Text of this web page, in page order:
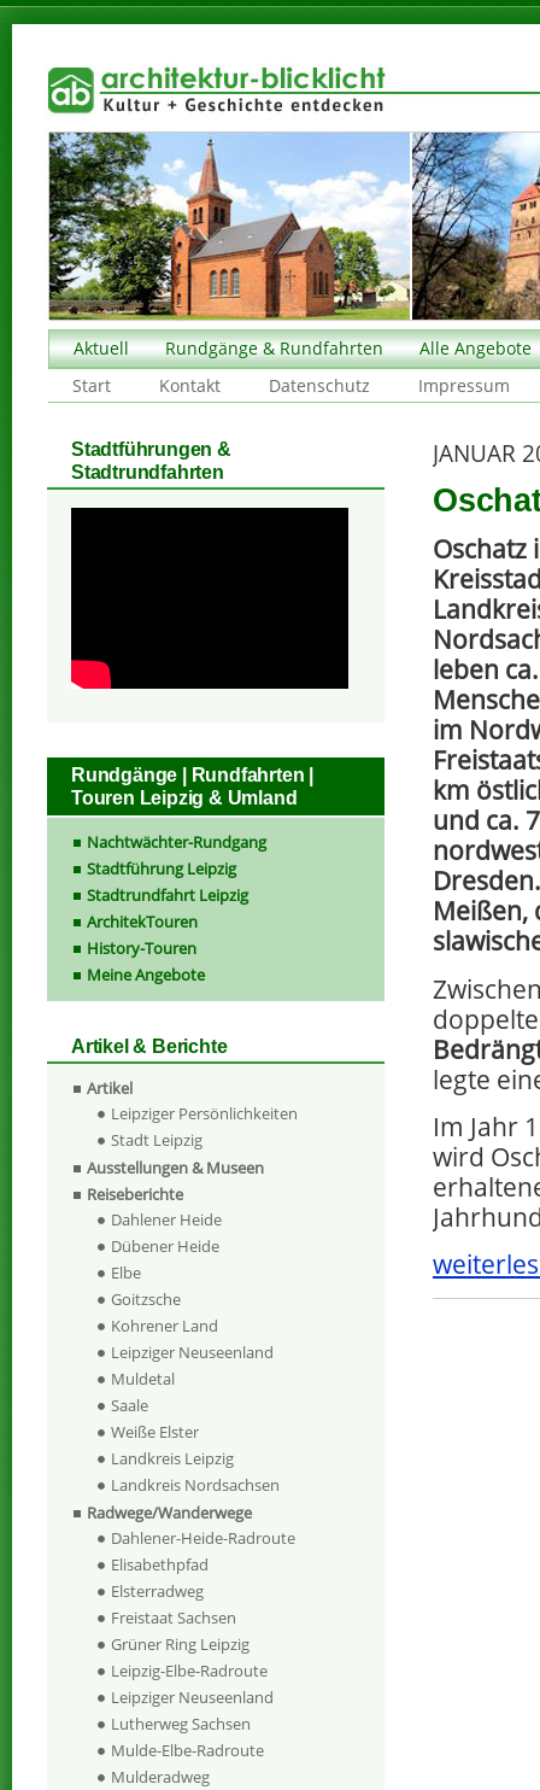
Aktuell Rundgänge & Rundfahrten
Alle Angebote
Start
Kontakt Datenschutz Impressum
JANUAR
Oschatz
leben
im
km
und ca.
Meißen,
legte
Im Jahr
wird
Stadtführungen &
Stadtrundfahrten
Rundgänge | Rundfahrten |
Touren Leipzig & Umland
Nachtwächter-Rundgang
Stadtführung Leipzig
Stadtrundfahrt Leipzig
ArchitekTouren
History-Touren
Meine Angebote
Artikel & Berichte
Artikel
Leipziger Persönlichkeiten
Stadt Leipzig
Ausstellungen & Museen
Reiseberichte
Dahlener Heide
Dübener Heide
Elbe
Goitzsche
Kohrener Land
Leipziger Neuseenland
Muldetal
Saale
Weiße Elster
Landkreis Leipzig
Landkreis Nordsachsen
Radwege/Wanderwege
Dahlener-Heide-Radroute
Elisabethpfad
Elsterradweg
Freistaat Sachsen
Grüner Ring Leipzig
Leipzig-Elbe-Radroute
Leipziger Neuseenland
Lutherweg Sachsen
Mulde-Elbe-Radroute
Mulderadweg